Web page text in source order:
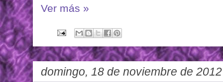
Ver más »
domingo, 18 de noviembre de 2012